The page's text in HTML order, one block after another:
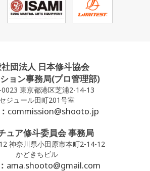
団法人 日本修斗協会
ョン事務局(プロ管理部)
東京都港区芝浦2-14-13
セジュール田町201号室
commission@shooto.jp
ュア修斗委員会 事務局
神奈川県小田原市本町2-14-12
かどきちビル
ama.shooto@gmail.com